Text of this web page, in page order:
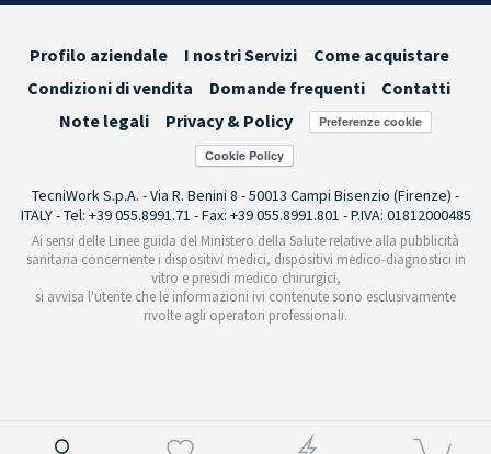
Profilo aziendale I nostri Servizi
Come acquistare
Condizioni di vendita
Domande frequenti
Contatti
Note legali
Privacy & Policy Preferenze cookie
TecniWork S.p.A. - Via R. Benini 8 - 50013 Campi Bisenzio (Firenze) -
ITALY - Tel: +39 055.8991.71 - Fax: +39 055.8991.801 - P.IVA: 01812000485
Ai sensi delle Linee guida del Ministero della Salute relative alla pubblicità
sanitaria concernente i dispositivi medici, dispositivi medico-diagnostici in
vitro e presidi medico chirurgici,
si avvisa l'utente che le informazioni ivi contenute sono esclusivamente
rivolte agli operatori professionali.